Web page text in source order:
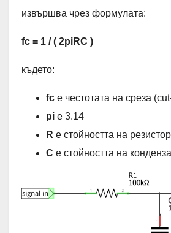
извършва чрез формулата:
fc = 1 / ( 2piRC )
където:
fc е честотата на среза
pi e 3.14
R е стойността на
C е стойността на